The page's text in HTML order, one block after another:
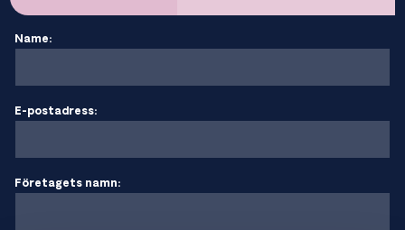
Name:
E-postadress:
Företagets namn: